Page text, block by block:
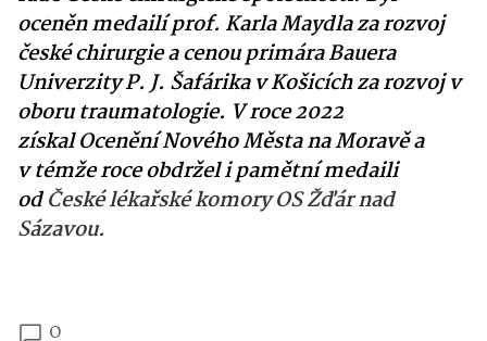
oceněn medailí prof. Karla Maydla za rozvoj
české chirurgie a cenou primára Bauera
Univerzity P. J. Šafárika v Košicích za rozvoj v
oboru traumatologie. V roce 2022
získal Ocenění Nového Města na Moravě a
v témže roce obdržel i pamětní medaili
odČeské lékařské komory OS Žďár nad
Sázavou.
0